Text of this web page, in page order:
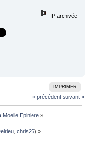
IP archivée
IMPRIMER
« précédent suivant »
Moelle Epiniere »
,chris26) »